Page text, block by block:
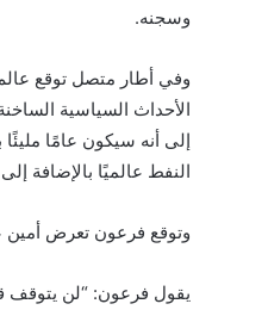
وسجنه.
الأحداث السياسية
إلى أنه سيكون عامًا
النفط عالميًا بالإضافة
وتوقع فرعون تعرض أمين